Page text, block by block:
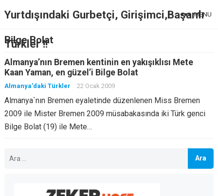
Yurtdışındaki Gurbetçi, Girişimci,Başarılı
Türkler !!
MENU
Bilge Bolat
Almanya’nın Bremen kentinin en yakışıklısı Mete
Kaan Yaman, en güzel’i Bilge Bolat
Almanya'daki Türkler 22 Ocak 2009
Almanya`nın Bremen eyaletinde düzenlenen Miss Bremen
2009 ile Mister Bremen 2009 müsabakasında iki Türk genci
Bilge Bolat (19) ile Mete…